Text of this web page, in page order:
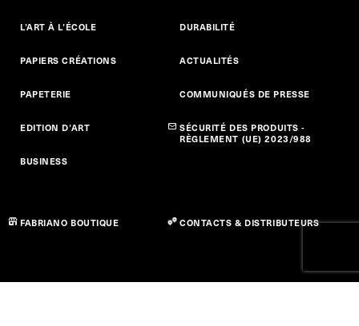
L’ART À L’ÉCOLE
PAPIERS CRÉATIONS
PAPETERIE
EDITION D’ART
BUSINESS
DURABILITÉ
ACTUALITÉS
COMMUNIQUÉS DE PRESSE
SÉCURITÉ DES PRODUITS -
RÈGLEMENT (UE) 2023/988
FABRIANO BOUTIQUE CONTACTS & DISTRIBUTEURS